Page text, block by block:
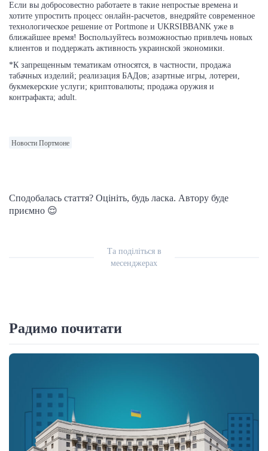
Если вы добросовестно работаете в такие непростые времена и
хотите упростить процесс онлайн-расчетов, внедряйте современное
технологическое решение от Portmone и UKRSIBBANK уже в
ближайшее время! Воспользуйтесь возможностью привлечь новых
клиентов и поддержать активность украинской экономики.
*К запрещенным тематикам относятся, в частности, продажа
табачных изделий; реализация БАДов; азартные игры, лотереи,
букмекерские услуги; криптовалюты; продажа оружия и
контрафакта; adult.
Новости Портмоне
Сподобалась стаття? Оцініть, будь ласка. Автору буде
приємно 😌
Та поділіться в
месенджерах
Радимо почитати